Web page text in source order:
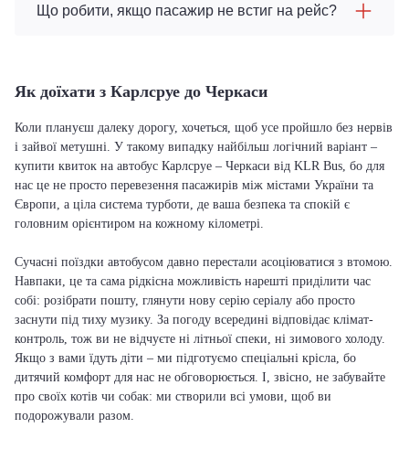
Що робити, якщо пасажир не встиг на рейс?
Як доїхати з Карлсруе до Черкаси
Коли плануєш далеку дорогу, хочеться, щоб усе пройшло без нервів
і зайвої метушні. У такому випадку найбільш логічний варіант –
купити квиток на автобус Карлсруе – Черкаси від KLR Bus, бо для
нас це не просто перевезення пасажирів між містами України та
Європи, а ціла система турботи, де ваша безпека та спокій є
головним орієнтиром на кожному кілометрі.
Сучасні поїздки автобусом давно перестали асоціюватися з втомою.
Навпаки, це та сама рідкісна можливість нарешті приділити час
собі: розібрати пошту, глянути нову серію серіалу або просто
заснути під тиху музику. За погоду всередині відповідає клімат-
контроль, тож ви не відчуєте ні літньої спеки, ні зимового холоду.
Якщо з вами їдуть діти – ми підготуємо спеціальні крісла, бо
дитячий комфорт для нас не обговорюється. І, звісно, не забувайте
про своїх котів чи собак: ми створили всі умови, щоб ви
подорожували разом.